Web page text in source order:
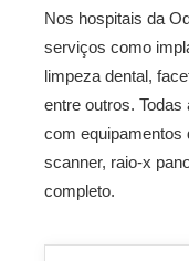
Nos hospitais da
serviços como
limpeza dental,
entre outros.
com equipamentos
scanner, raio-x
completo.